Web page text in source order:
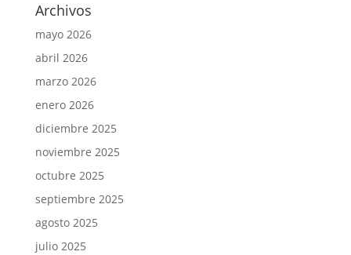
Archivos
mayo 2026
abril 2026
marzo 2026
enero 2026
diciembre 2025
noviembre 2025
octubre 2025
septiembre 2025
agosto 2025
julio 2025